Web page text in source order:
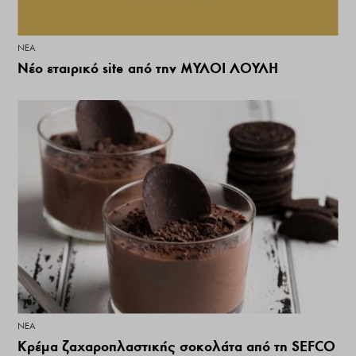
ΝΕΑ
Νέο εταιρικό site από την ΜΥΛΟΙ ΛΟΥΛΗ
ΝΕΑ
Κρέμα ζαχαροπλαστικής σοκολάτα από τη SEFCO